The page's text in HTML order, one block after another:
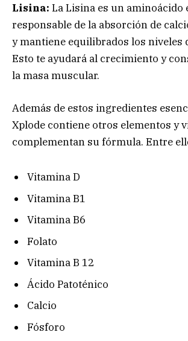
Lisina: La Lisina es un aminoácido
responsable de la absorción de
y mantiene equilibrados los niveles
Esto te ayudará al crecimiento y
la masa muscular.
Además de estos ingredientes
Xplode contiene otros elementos y
complementan su fórmula. Entre
Vitamina D
Vitamina B1
Vitamina B6
Folato
Vitamina B 12
Ácido Patoténico
Calcio
Fósforo